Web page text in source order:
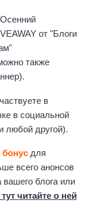
также
в
в социальной
любой другой).
для
всего анонсов
блога или
тут читайте о ней